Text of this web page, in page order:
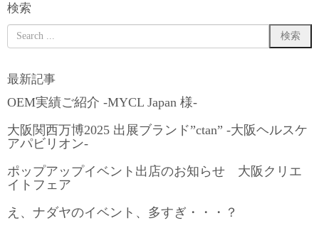
検索
最新記事
OEM実績ご紹介 -MYCL Japan 様-
大阪関西万博2025 出展ブランド”ctan” -大阪ヘルスケ
アパビリオン-
ポップアップイベント出店のお知らせ 大阪クリエ
イトフェア
え、ナダヤのイベント、多すぎ・・・？